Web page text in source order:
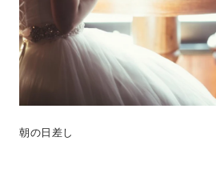
朝の日差し